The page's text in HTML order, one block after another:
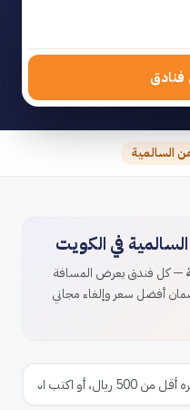
السالمية
في الكويت
— كل فندق يعرض المسافة
أفضل سعر وإلغاء مجاني